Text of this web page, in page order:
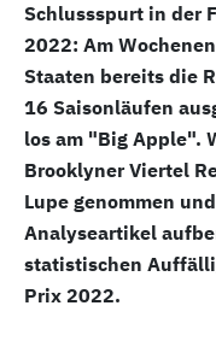
Schlussspurt in der
2022: Am
Staaten bereits die
16 Saisonläufen
los am "Big Apple".
Brooklyner Viertel
Lupe genommen
Analyseartikel
statistischen
Prix 2022.